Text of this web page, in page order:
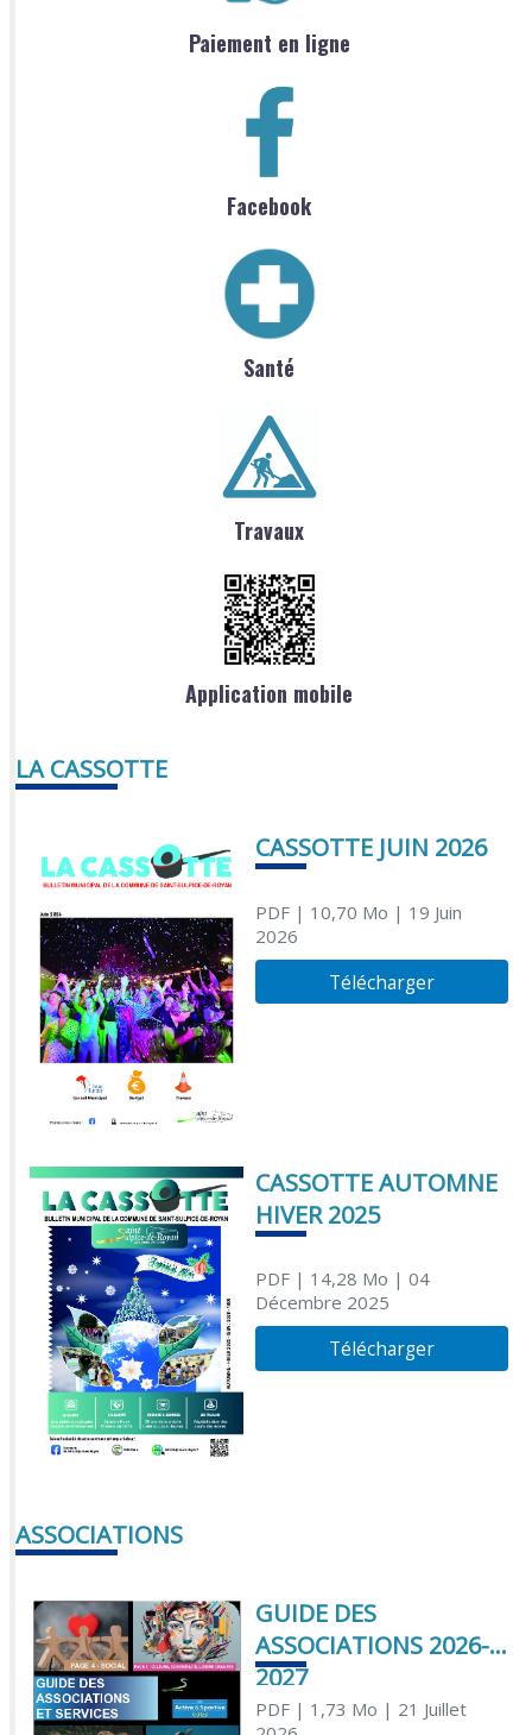
Paiement en ligne
Facebook
Santé
Travaux
Application mobile
LA CASSOTTE
CASSOTTE JUIN 2026
PDF| 10,70 Mo | 19 Juin
2026
Télécharger
CASSOTTE AUTOMNE
HIVER 2025
PDF| 14,28 Mo | 04
Décembre 2025
Télécharger
ASSOCIATIONS
GUIDE DES
ASSOCIATIONS 2026-
2027
PDF| 1,73 Mo | 21 Juillet